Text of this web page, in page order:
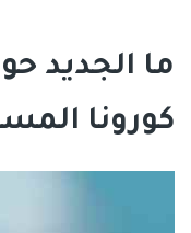
ما الجديد
كورونا